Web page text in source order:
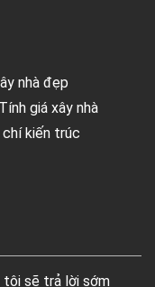
nhà đẹp
Tính giá xây nhà
chí kiến trúc
tôi sẽ trả lời sớm